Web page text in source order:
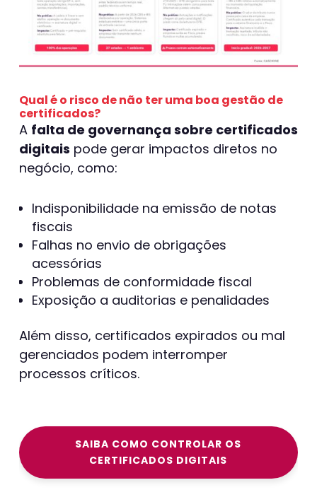
Qual é o risco de não ter uma boa gestão de
certificados?
A falta de governança sobre certificados
digitais pode gerar impactos diretos no
negócio, como:
Indisponibilidade na emissão de notas
fiscais
Falhas no envio de obrigações
acessórias
Problemas de conformidade fiscal
Exposição a auditorias e penalidades
Além disso, certificados expirados ou mal
gerenciados podem interromper
processos críticos.
SAIBA COMO CONTROLAR OS
CERTIFICADOS DIGITAIS